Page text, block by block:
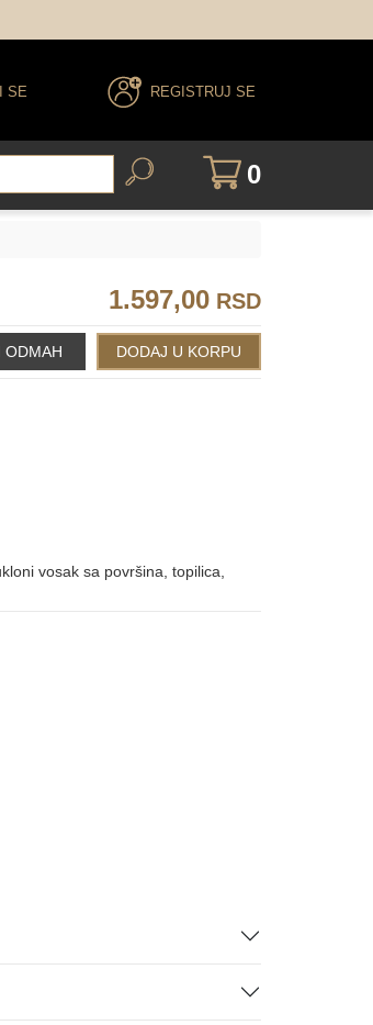
SE REGISTRUJ SE
0
1.597,00 RSD
vosak sa površina, topilica,